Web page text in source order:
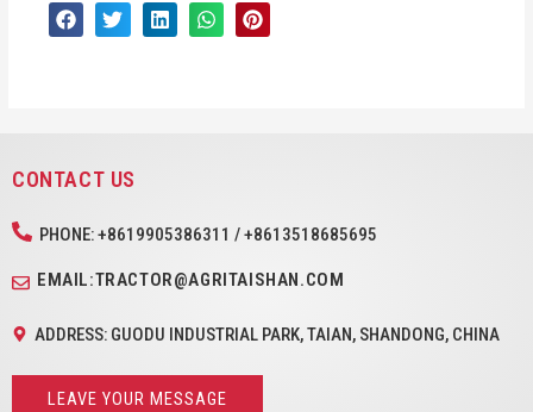
CONTACT US
PHONE: +8619905386311 / +8613518685695
EMAIL:TRACTOR@AGRITAISHAN.COM
ADDRESS: GUODU INDUSTRIAL PARK, TAIAN, SHANDONG, CHINA
LEAVE YOUR MESSAGE